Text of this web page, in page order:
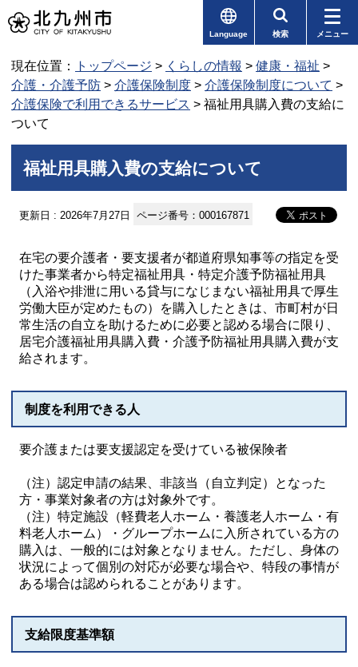
Language 検索 メニュー
現在位置： トップページ > くらしの情報 > 健康・福祉 >
介護・介護予防 > 介護保険制度 > 介護保険制度について >
介護保険で利用できるサービス > 福祉用具購入費の支給に
ついて
福祉用具購入費の支給について
更新日 : 2026年7月27日 ページ番号：000167871
在宅の要介護者・要支援者が都道府県知事等の指定を受
けた事業者から特定福祉用具・特定介護予防福祉用具
（入浴や排泄に用いる貸与になじまない福祉用具で厚生
労働大臣が定めたもの）を購入したときは、市町村が日
常生活の自立を助けるために必要と認める場合に限り、
居宅介護福祉用具購入費・介護予防福祉用具購入費が支
給されます。
制度を利用できる人
要介護または要支援認定を受けている被保険者
（注）認定申請の結果、非該当（自立判定）となった
方・事業対象者の方は対象外です。
（注）特定施設（軽費老人ホーム・養護老人ホーム・有
料老人ホーム）・グループホームに入所されている方の
購入は、一般的には対象となりません。ただし、身体の
状況によって個別の対応が必要な場合や、特段の事情が
ある場合は認められることがあります。
支給限度基準額